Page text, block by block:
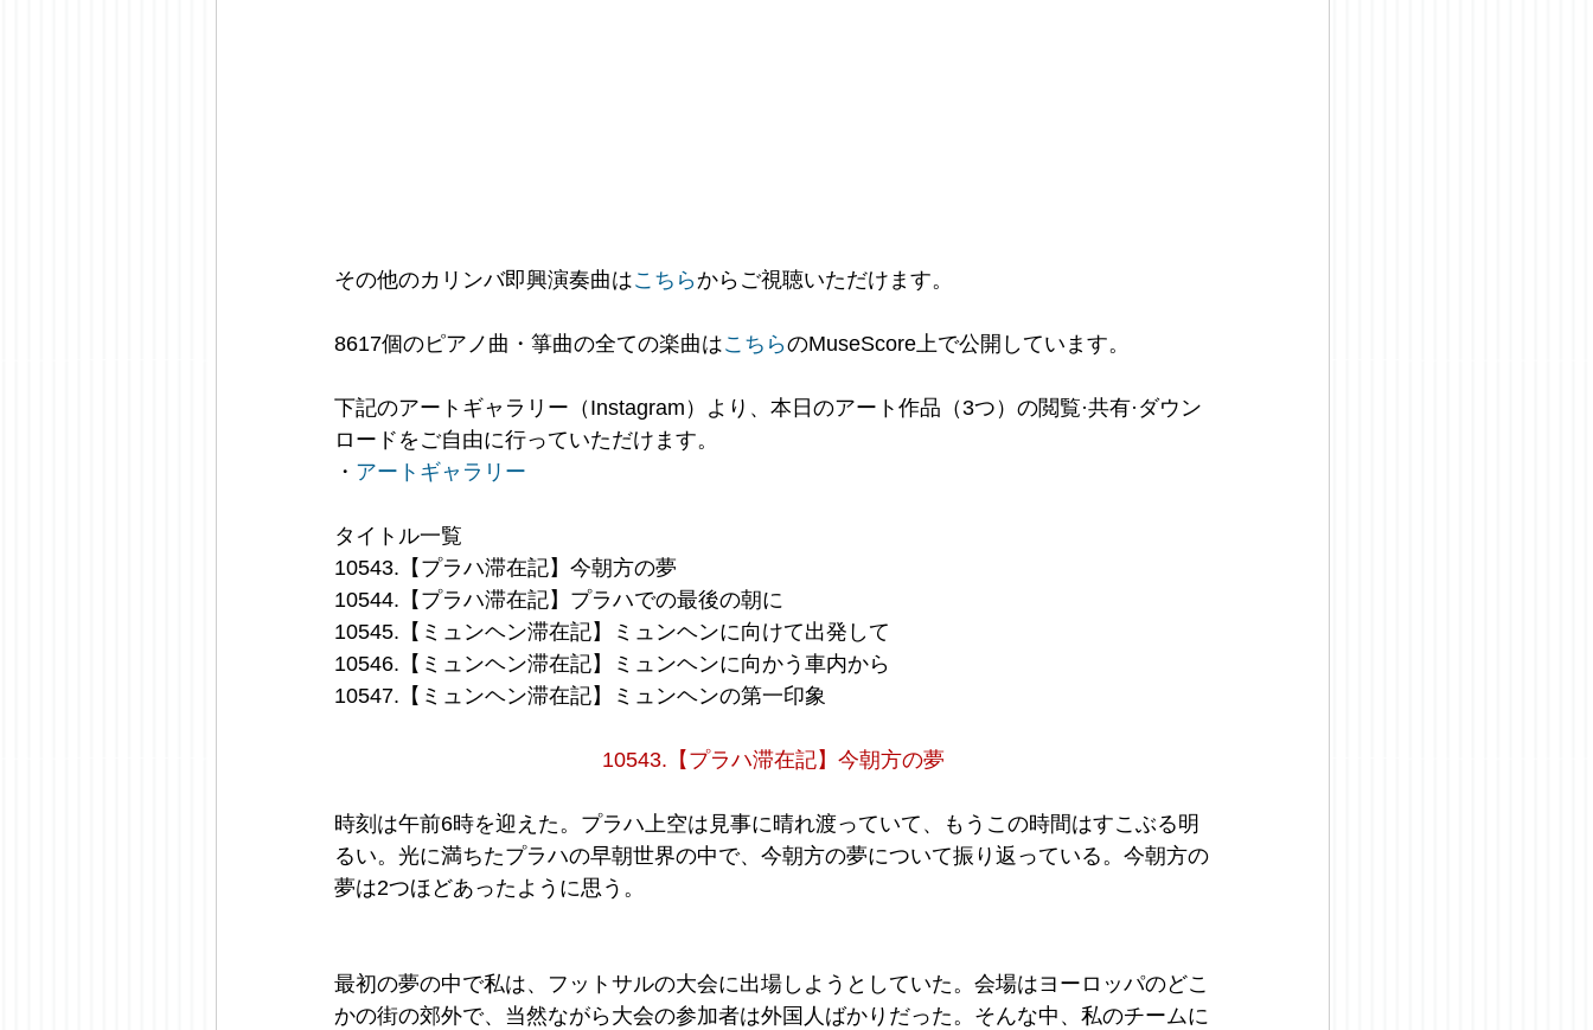
その他のカリンバ即興演奏曲はこちらからご視聴いただけます。
8617個のピアノ曲・箏曲の全ての楽曲はこちらのMuseScore上で公開しています。
下記のアートギャラリー（Instagram）より、本日のアート作品（3つ）の閲覧·共有·ダウン
ロードをご自由に行っていただけます。
・ アートギャラリー
タイトル一覧
10543.【プラハ滞在記】今朝方の夢
10544.【プラハ滞在記】プラハでの最後の朝に
10545.【ミュンヘン滞在記】ミュンヘンに向けて出発して
10546.【ミュンヘン滞在記】ミュンヘンに向かう車内から
10547.【ミュンヘン滞在記】ミュンヘンの第一印象
10543.【プラハ滞在記】今朝方の夢
時刻は午前6時を迎えた。プラハ上空は見事に晴れ渡っていて、もうこの時間はすこぶる明
るい。光に満ちたプラハの早朝世界の中で、今朝方の夢について振り返っている。今朝方の
夢は2つほどあったように思う。
最初の夢の中で私は、フットサルの大会に出場しようとしていた。会場はヨーロッパのどこ
かの街の郊外で、当然ながら大会の参加者は外国人ばかりだった。そんな中、私のチームに